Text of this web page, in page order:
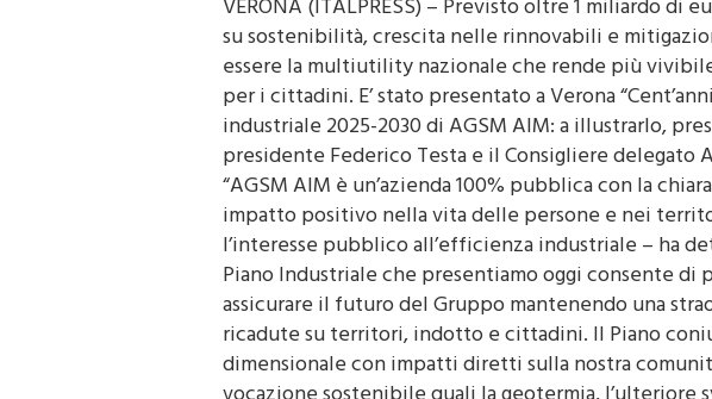
VERONA (ITALPRESS) – Previsto oltre 1 miliardo di
su sostenibilità, crescita nelle rinnovabili e
essere la multiutility nazionale che rende più
per i cittadini. E’ stato presentato a Verona
industriale 2025-2030 di AGSM AIM: a illustrarlo,
presidente Federico Testa e il Consigliere delegato
“AGSM AIM è un’azienda 100% pubblica con la
impatto positivo nella vita delle persone e nei
l’interesse pubblico all’efficienza industriale – ha
Piano Industriale che presentiamo oggi consente di
assicurare il futuro del Gruppo mantenendo una
ricadute su territori, indotto e cittadini. Il Piano
dimensionale con impatti diretti sulla nostra